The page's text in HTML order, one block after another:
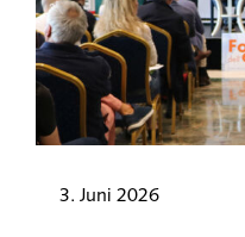
3. Juni 2026